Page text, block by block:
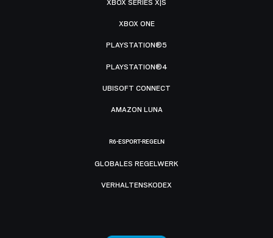
XBOX SERIES X|S
XBOX ONE
PLAYSTATION®5
PLAYSTATION®4
UBISOFT CONNECT
AMAZON LUNA
R6-ESPORT-REGELN
GLOBALES REGELWERK
VERHALTENSKODEX